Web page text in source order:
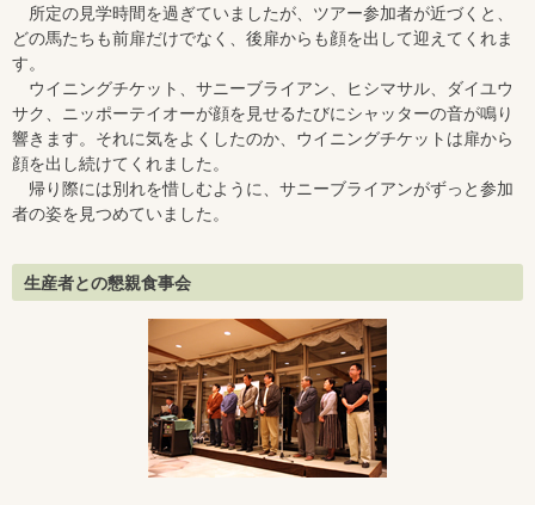
所定の見学時間を過ぎていましたが、ツアー参加者が近づくと、
どの馬たちも前扉だけでなく、後扉からも顔を出して迎えてくれま
す。
ウイニングチケット、サニーブライアン、ヒシマサル、ダイユウ
サク、ニッポーテイオーが顔を見せるたびにシャッターの音が鳴り
響きます。それに気をよくしたのか、ウイニングチケットは扉から
顔を出し続けてくれました。
帰り際には別れを惜しむように、サニーブライアンがずっと参加
者の姿を見つめていました。
生産者との懇親食事会